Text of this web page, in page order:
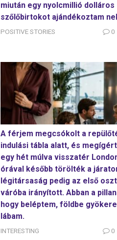
miután egy nyolcmillió dolláros
szőlőbirtokot ajándékoztam
POSITIVE STORIES 0
A férjem megcsókolt a
indulási tábla alatt, és
egy hét múlva visszatér
órával később törölték a
légitársaság pedig az első
váróba irányított. Abban a
hogy beléptem, földbe
lábam.
INTERESTING 0